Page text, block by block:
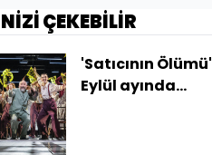
ÇEKEBİLİR
'Satıcının Ölümü'
Eylül ayında